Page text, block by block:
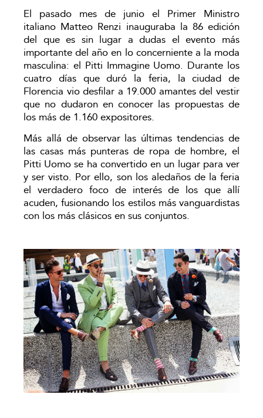
El pasado mes de junio el Primer Ministro
italiano Matteo Renzi inauguraba la 86 edición
del que es sin lugar a dudas el evento más
importante del año en lo concerniente a la moda
masculina: el Pitti Immagine Uomo. Durante los
cuatro días que duró la feria, la ciudad de
Florencia vio desfilar a 19.000 amantes del vestir
que no dudaron en conocer las propuestas de
los más de 1.160 expositores.
Más allá de observar las últimas tendencias de
las casas más punteras de ropa de hombre, el
Pitti Uomo se ha convertido en un lugar para ver
y ser visto. Por ello, son los aledaños de la feria
el verdadero foco de interés de los que allí
acuden, fusionando los estilos más vanguardistas
con los más clásicos en sus conjuntos.